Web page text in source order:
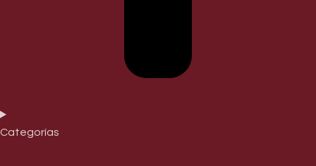
Categorías